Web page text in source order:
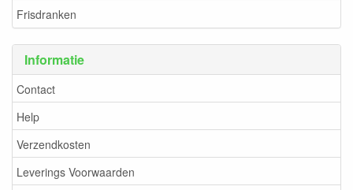
Frisdranken
Informatie
Contact
Help
Verzendkosten
Leverings Voorwaarden